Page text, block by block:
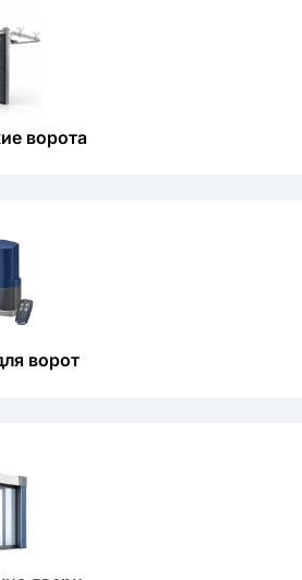
ворота
ворот